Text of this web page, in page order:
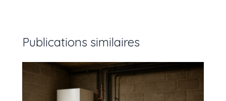
Publications similaires